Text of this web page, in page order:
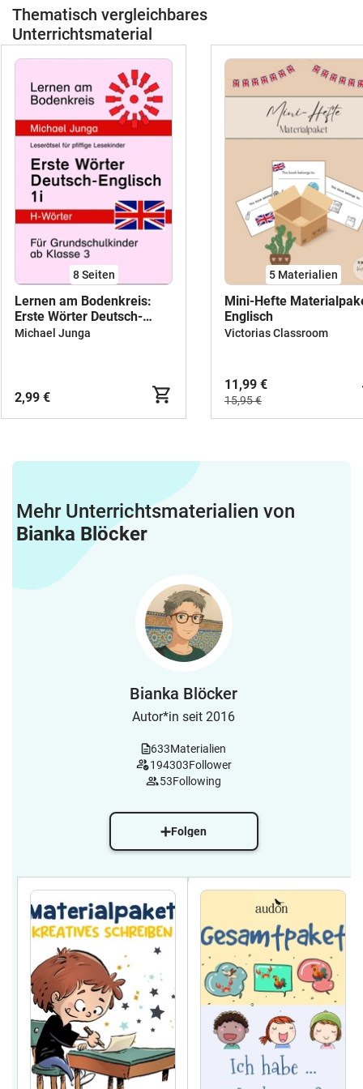
unterstützt werden. Eventuelle
Verstehenslücken durch jeweiliges
Zeigen derjenigen flashcards visualisiert
werden, die den Schlüsselbegriffen
entsprechen. tags: #Bildkarten Englisch
#bundle Bildkarten #growing bundle
#wachsendes Materialpaket
#Komplettpaket #Gesamtpaket
#Sparpaket #englisch paket
Thematisch vergleichbares
Unterrichtsmaterial
8Seiten
Lernen am Bodenkreis:
Erste Wörter Deutsch-
Englisch (H-Wörter)
Michael Junga
2,99 €
5 Materialien
Mini-Hefte
Englisch
Victorias Classroom
11,99 €
15,95 €
Mehr Unterrichtsmaterialien von
Bianka Blöcker
Bianka Blöcker
Autor*in seit 2016
633Materialien
194303Follower
53Following
Folgen